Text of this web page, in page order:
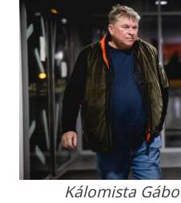
Kálomista